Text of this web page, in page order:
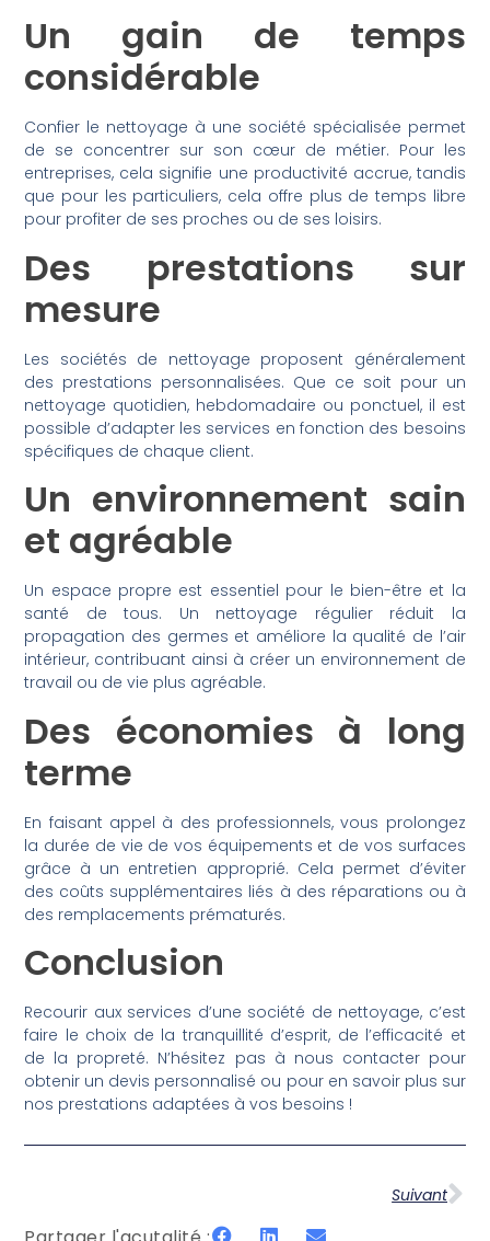
Un gain de temps
considérable
Confier le nettoyage à une société spécialisée permet
de se concentrer sur son cœur de métier. Pour les
entreprises, cela signifie une productivité accrue, tandis
que pour les particuliers, cela offre plus de temps libre
pour profiter de ses proches ou de ses loisirs.
Des prestations sur
mesure
Les sociétés de nettoyage proposent généralement
des prestations personnalisées. Que ce soit pour un
nettoyage quotidien, hebdomadaire ou ponctuel, il est
possible d’adapter les services en fonction des besoins
spécifiques de chaque client.
Un environnement sain
et agréable
Un espace propre est essentiel pour le bien-être et la
santé de tous. Un nettoyage régulier réduit la
propagation des germes et améliore la qualité de l’air
intérieur, contribuant ainsi à créer un environnement de
travail ou de vie plus agréable.
Des économies à long
terme
En faisant appel à des professionnels, vous prolongez
la durée de vie de vos équipements et de vos surfaces
grâce à un entretien approprié. Cela permet d’éviter
des coûts supplémentaires liés à des réparations ou à
des remplacements prématurés.
Conclusion
Recourir aux services d’une société de nettoyage, c’est
faire le choix de la tranquillité d’esprit, de l’efficacité et
de la propreté. N’hésitez pas à nous contacter pour
obtenir un devis personnalisé ou pour en savoir plus sur
nos prestations adaptées à vos besoins !
Suivant